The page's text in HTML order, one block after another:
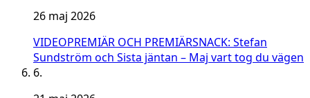
26 maj 2026
VIDEOPREMIÄR OCH PREMIÄRSNACK: Stefan
Sundström och Sista jäntan – Maj vart tog du vägen
6.